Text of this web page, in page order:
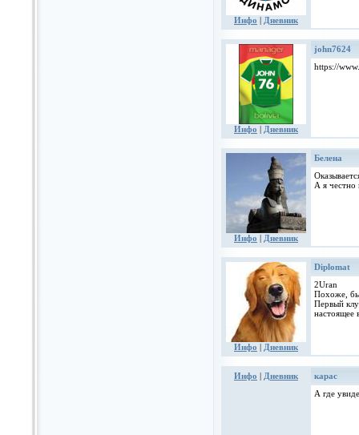
Инфо | Дневник
Инфо | Дневник
john7624
https://
Инфо | Дневник
Белена
А я честно
Инфо | Дневник
Diplomat
2Uran
Похоже,
Первый
настоящее
Инфо | Дневник
карас
А где